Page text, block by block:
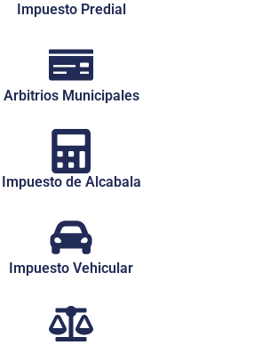
Impuesto Predial
Arbitrios Municipales
Impuesto de Alcabala
Impuesto Vehicular